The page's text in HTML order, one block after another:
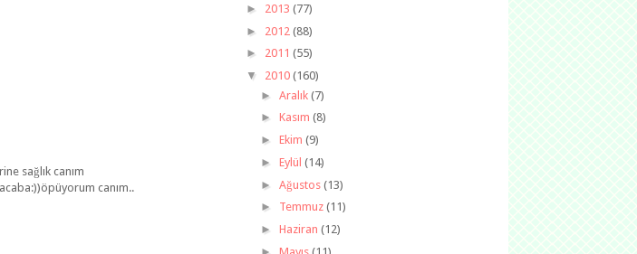
sağlık canım
canım..
► 2013 (77)
► 2012 (88)
► 2011 (55)
▼ 2010 (160)
► Aralık (7)
► Kasım (8)
► Ekim (9)
► Eylül (14)
► Ağustos (13)
► Temmuz (11)
► Haziran (12)